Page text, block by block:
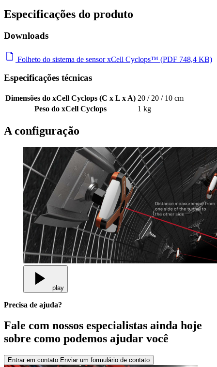
Especificações do produto
Downloads
Folheto do sistema de sensor xCell Cyclops™ (PDF 748,4 KB)
Especificações técnicas
Dimensões do xCell Cyclops (C x L x A) 20 / 20 / 10 cm
Peso do xCell Cyclops
1 kg
A configuração
play
Precisa de ajuda?
Fale com nossos especialistas ainda hoje
sobre como podemos ajudar você
Entrar em contato Enviar um formulário de contato